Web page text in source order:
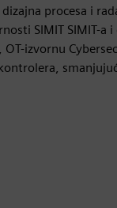
procesa i
SIMIT SIMIT-a
izvornu